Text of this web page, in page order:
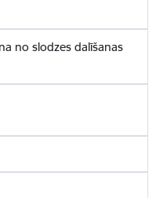
no slodzes dalīšanas